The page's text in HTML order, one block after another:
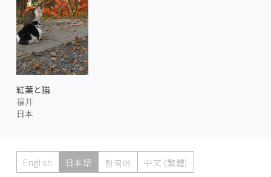
紅葉と猫
福井
日本
English 日本語 한국어 中文 (繁體)